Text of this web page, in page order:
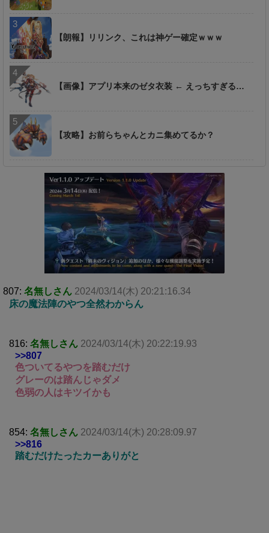
【朗報】リリンク、これは神ゲー確定ｗｗｗ
【画像】アプリ本来のゼタ衣装 ← えっちすぎる…
【攻略】お前らちゃんとカニ集めてるか？
807: 名無しさん 2024/03/14(木) 20:21:16.34
床の魔法陣のやつ全然わからん
816: 名無しさん 2024/03/14(木) 20:22:19.93
>>807
色ついてるやつを踏むだけ
グレーのは踏んじゃダメ
色弱の人はキツイかも
854: 名無しさん 2024/03/14(木) 20:28:09.97
>>816
踏むだけたったカーありがと